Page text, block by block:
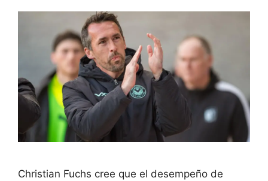
Christian Fuchs cree que el desempeño de